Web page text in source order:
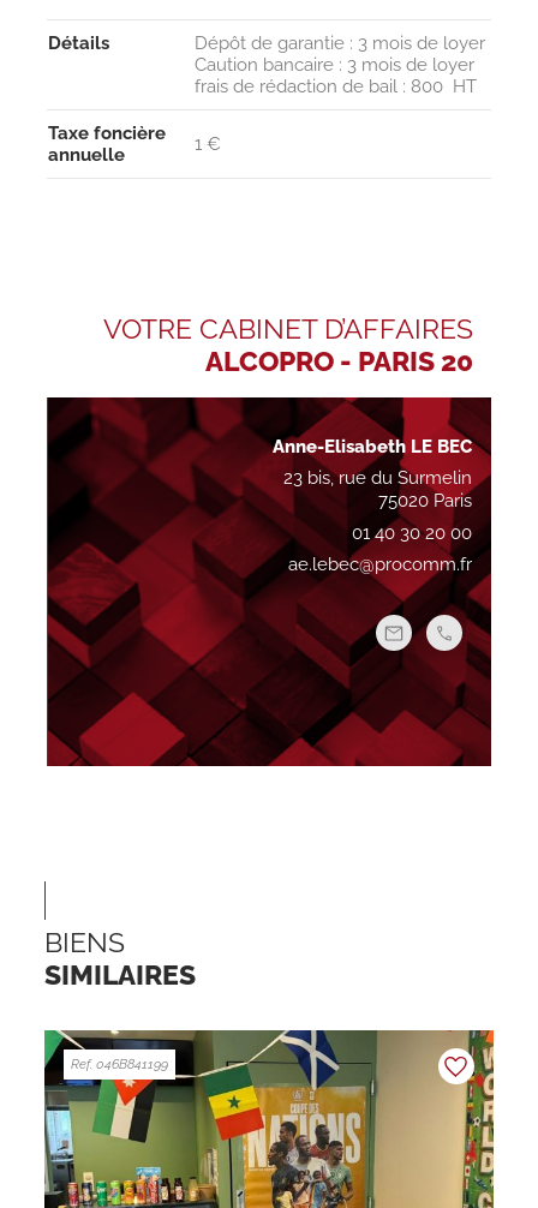
Détails
Dépôt de garantie : 3 mois de loyer
Caution bancaire : 3 mois de loyer
frais de rédaction de bail : 800  HT
Taxe foncière
annuelle
1 €
VOTRE CABINET D’AFFAIRES
ALCOPRO - PARIS 20
Anne-Elisabeth LE BEC
23 bis, rue du Surmelin
75020 Paris
01 40 30 20 00
ae.lebec@procomm.fr
BIENS
SIMILAIRES
Ref. 046B841199